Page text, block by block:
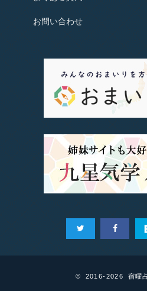
お問い合わせ
© 2016-2026 宿曜